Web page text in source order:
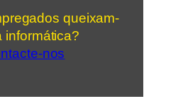
queixam-
informática?
nos